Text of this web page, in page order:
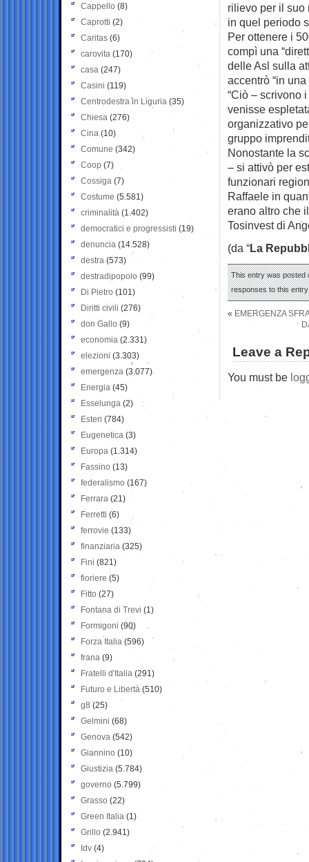
rilievo per il suo
in quel periodo
Per ottenere i
compì una
delle Asl sulla
accentrò “in
“Ciò – scrivono
venisse
organizzativo
gruppo
Nonostante la
– si attivò per
funzionari
Raffaele in
erano altro che
Tosinvest di
(da “La
This entry was posted
responses to this
« EMERGENZA
Leave a
You must be
Cappello (8)
Caprotti (2)
Caritas (6)
carovita (170)
casa (247)
Casini (119)
Centrodestra in Liguria (35)
Chiesa (276)
Cina (10)
Comune (342)
Coop (7)
Cossiga (7)
Costume (5.581)
criminalità (1.402)
democratici e progressisti (19)
denuncia (14.528)
destra (573)
destradipopolo (99)
Di Pietro (101)
Diritti civili (276)
don Gallo (9)
economia (2.331)
elezioni (3.303)
emergenza (3.077)
Energia (45)
Esselunga (2)
Esteri (784)
Eugenetica (3)
Europa (1.314)
Fassino (13)
federalismo (167)
Ferrara (21)
Ferretti (6)
ferrovie (133)
finanziaria (325)
Fini (821)
fioriere (5)
Fitto (27)
Fontana di Trevi (1)
Formigoni (90)
Forza Italia (596)
frana (9)
Fratelli d'Italia (291)
Futuro e Libertà (510)
g8 (25)
Gelmini (68)
Genova (542)
Giannino (10)
Giustizia (5.784)
governo (5.799)
Grasso (22)
Green Italia (1)
Grillo (2.941)
Idv (4)